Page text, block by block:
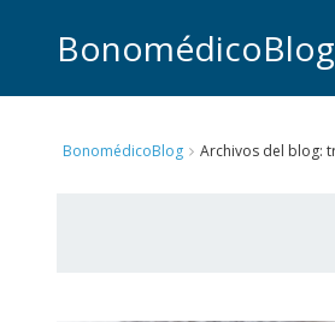
BonomédicoBlog
BonomédicoBlog Archivos del blog: